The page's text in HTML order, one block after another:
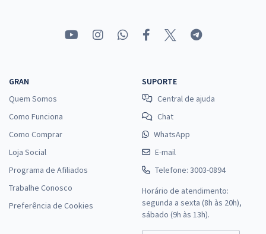
GRAN
Quem Somos
Como Funciona
Como Comprar
Loja Social
Programa de Afiliados
Trabalhe Conosco
Preferência de Cookies
SUPORTE
Central de ajuda
Chat
WhatsApp
E-mail
Telefone: 3003-0894
Horário de atendimento:
segunda a sexta (8h às 20h),
sábado (9h às 13h).